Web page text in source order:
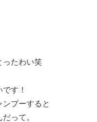
ったわい笑
す！
プーすると
って。